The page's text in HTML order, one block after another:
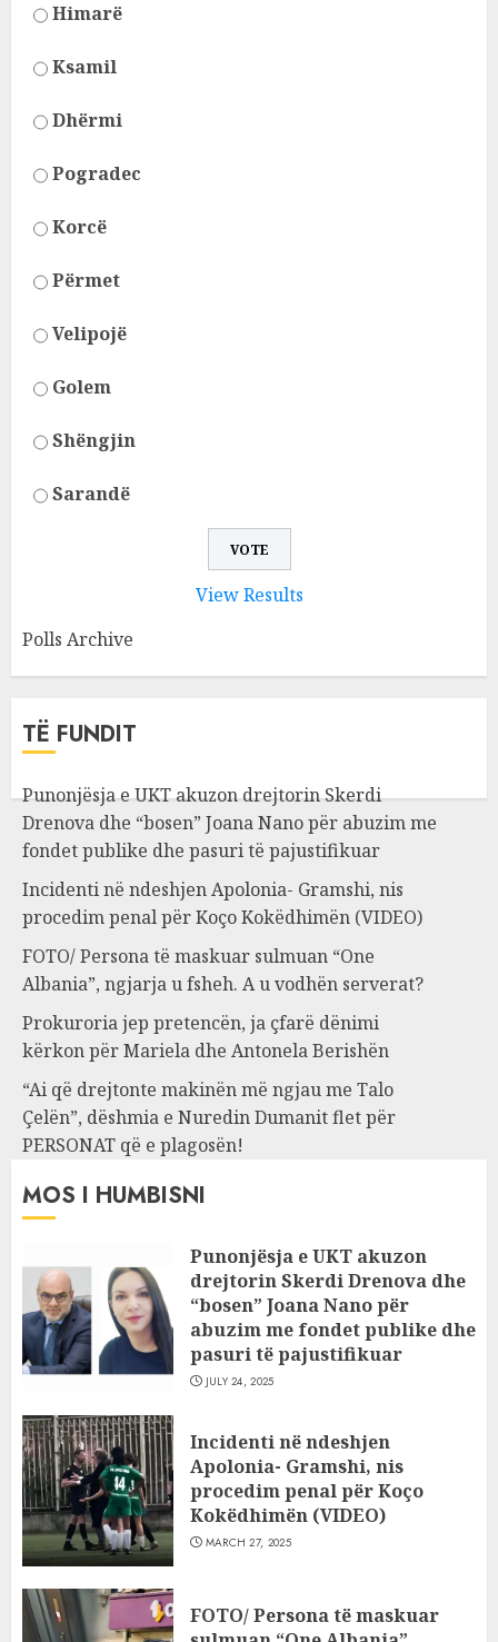
Himarë
Ksamil
Dhërmi
Pogradec
Korcë
Përmet
Velipojë
Golem
Shëngjin
Sarandë
View Results
Polls Archive
TË FUNDIT
Punonjësja e UKT akuzon drejtorin Skerdi
Drenova dhe “bosen” Joana Nano për abuzim me
fondet publike dhe pasuri të pajustifikuar
Incidenti në ndeshjen Apolonia- Gramshi, nis
procedim penal për Koço Kokëdhimën (VIDEO)
FOTO/ Persona të maskuar sulmuan “One
Albania”, ngjarja u fsheh. A u vodhën serverat?
Prokuroria jep pretencën, ja çfarë dënimi
kërkon për Mariela dhe Antonela Berishën
“Ai që drejtonte makinën më ngjau me Talo
Çelën”, dëshmia e Nuredin Dumanit flet për
PERSONAT që e plagosën!
MOS I HUMBISNI
Punonjësja e UKT akuzon
drejtorin Skerdi Drenova dhe
“bosen” Joana Nano për
abuzim me fondet publike dhe
pasuri të pajustifikuar
JULY 24, 2025
Incidenti në ndeshjen
Apolonia- Gramshi, nis
procedim penal për Koço
Kokëdhimën (VIDEO)
MARCH 27, 2025
FOTO/ Persona të maskuar